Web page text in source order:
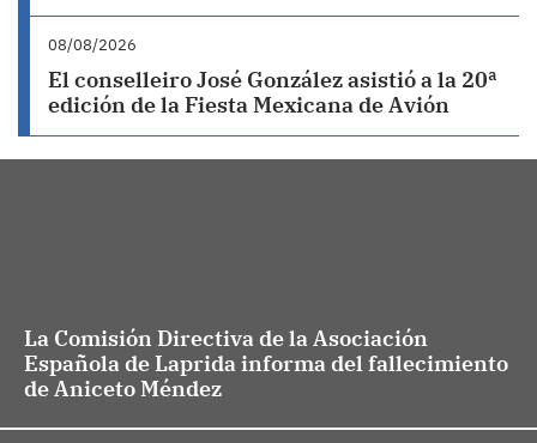
08/08/2026
El conselleiro José González asistió a la 20ª
edición de la Fiesta Mexicana de Avión
La Comisión Directiva de la Asociación
Española de Laprida informa del fallecimiento
de Aniceto Méndez